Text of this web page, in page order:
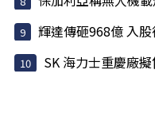
輝達傳砸968億 入股
SK 海力士重慶廠